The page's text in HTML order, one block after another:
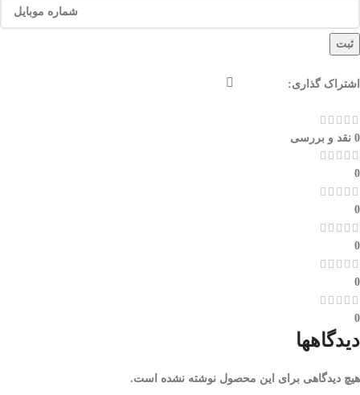
ثبت
اشتراک گذاری:
0 نقد و بررسی
0
0
0
0
0
دیدگاهها
هیچ دیدگاهی برای این محصول نوشته نشده است.